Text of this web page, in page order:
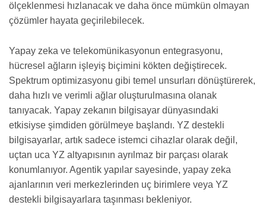
ölçeklenmesi hızlanacak ve daha önce mümkün olmayan
çözümler hayata geçirilebilecek.
Yapay zeka ve telekomünikasyonun entegrasyonu,
hücresel ağların işleyiş biçimini kökten değiştirecek.
Spektrum optimizasyonu gibi temel unsurları dönüştürerek,
daha hızlı ve verimli ağlar oluşturulmasına olanak
tanıyacak. Yapay zekanın bilgisayar dünyasındaki
etkisiyse şimdiden görülmeye başlandı. YZ destekli
bilgisayarlar, artık sadece istemci cihazlar olarak değil,
uçtan uca YZ altyapısının ayrılmaz bir parçası olarak
konumlanıyor. Agentik yapılar sayesinde, yapay zeka
ajanlarının veri merkezlerinden uç birimlere veya YZ
destekli bilgisayarlara taşınması bekleniyor.